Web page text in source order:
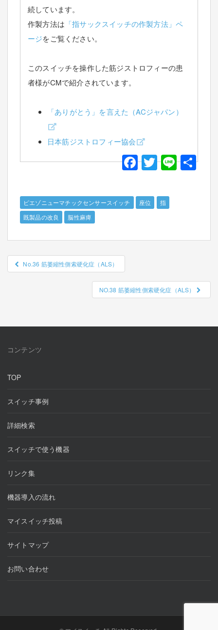
続しています。
作製方法は 「指サックスイッチの作製方法」ペ
ージをご覧ください。
このスイッチを操作した筋ジストロフィーの患
者様がCMで紹介されています。
「ありがとう」を言えた（ACジャパン）
日本筋ジストロフィー協会
F
a
c
e
o
T
wi
tt
er
Li
n
共
ピエゾニューマチックセンサースイッチ 座位
指
既製品の改良
脳性麻痺
投
稿
ゲ
ー
シ
ョ
No.36 筋萎縮性側索硬化症（ALS）
NO.38 筋萎縮性側索硬化症（ALS）
コンテンツ
TOP
スイッチ事例
詳細検索
スイッチで使う機器
リンク集
機器導入の流れ
マイスイッチ投稿
サイトマップ
お問い合わせ